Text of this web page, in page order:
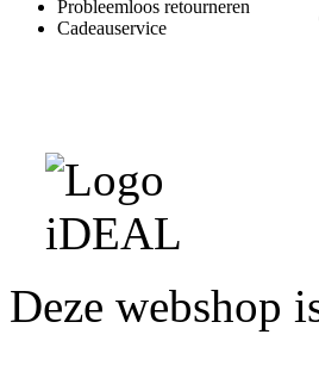
Probleemloos retourneren
Cadeauservice
Deze webshop